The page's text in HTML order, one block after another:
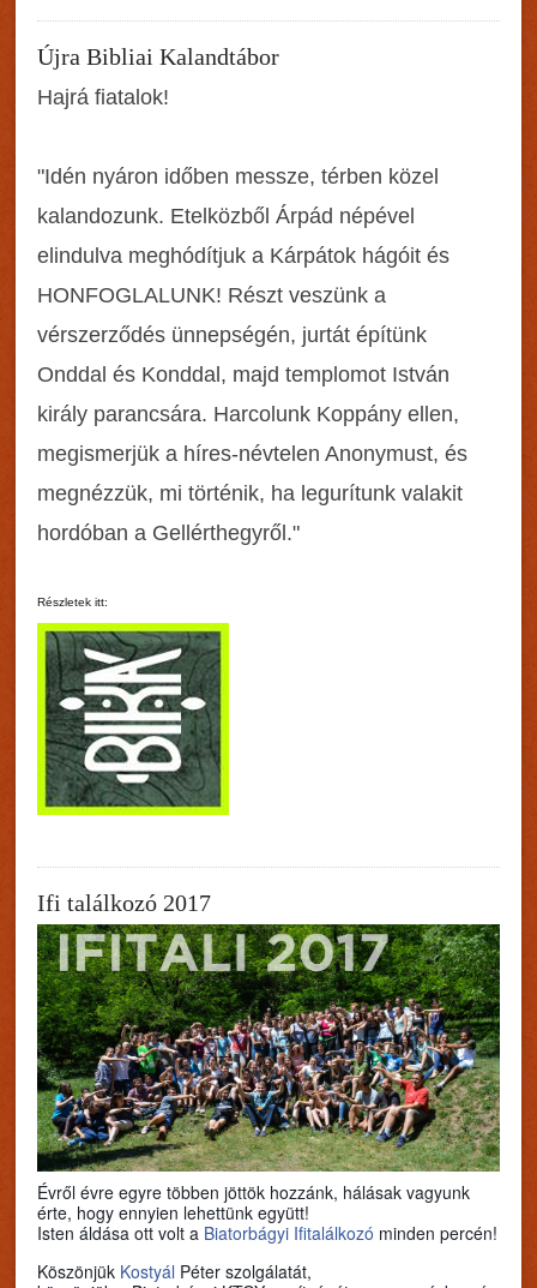
Újra Bibliai Kalandtábor
Hajrá fiatalok!
"Idén nyáron időben messze, térben közel
kalandozunk. Etelközből Árpád népével
elindulva meghódítjuk a Kárpátok hágóit és
HONFOGLALUNK! Részt veszünk a
vérszerződés ünnepségén, jurtát építünk
Onddal és Konddal, majd templomot István
király parancsára. Harcolunk Koppány ellen,
megismerjük a híres-névtelen Anonymust, és
megnézzük, mi történik, ha legurítunk valakit
hordóban a Gellérthegyről."
Részletek itt:
Ifi találkozó 2017
Évről évre egyre többen jöttök hozzánk, hálásak vagyunk
érte, hogy ennyien lehettünk együtt!
Isten áldása ott volt a Biatorbágyi Ifitalálkozó minden percén!
Köszönjük Kostyál Péter szolgálatát,